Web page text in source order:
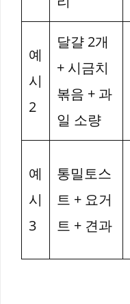
예
시
2
달걀 2개
+ 시금치
볶음 + 과
일 소량
예
시
3
통밀토스
트 + 요거
트 + 견과